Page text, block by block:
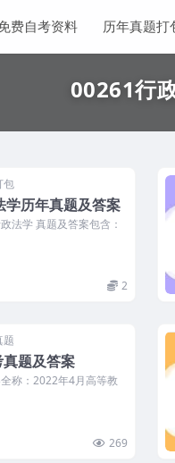
费自考资料 历年真题打
00261行
包
学历年真题及答案
法学 真题及答案包含：
2
题
题及答案
称：2022年4月高等教
269